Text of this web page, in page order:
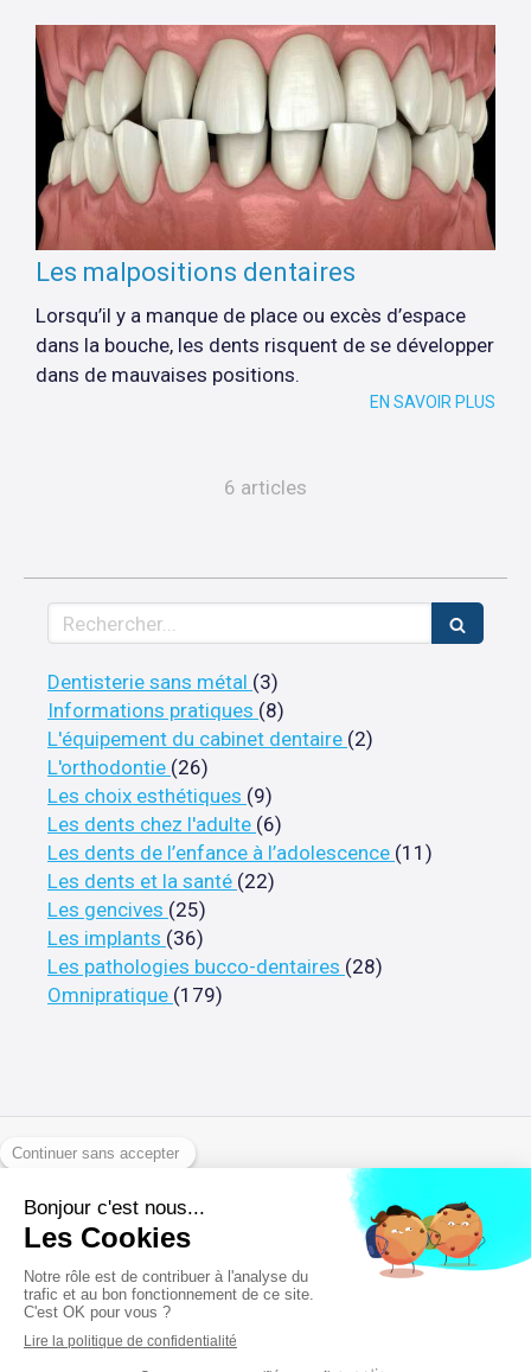
Les malpositions dentaires
Lorsqu’il y a manque de place ou excès d’espace
dans la bouche, les dents risquent de se développer
dans de mauvaises positions.
EN SAVOIR PLUS
6 articles
Rechercher
Dentisterie sans métal (3)
Informations pratiques (8)
L'équipement du cabinet dentaire (2)
L'orthodontie (26)
Les choix esthétiques (9)
Les dents chez l'adulte (6)
Les dents de l’enfance à l’adolescence (11)
Les dents et la santé (22)
Les gencives (25)
Les implants (36)
Les pathologies bucco-dentaires (28)
Omnipratique (179)
Politique de confidentialité et charte cookie
Mentions légales
Conditions Générales Utilisation
Annuaires chirurgiens dentistes
Rechercher